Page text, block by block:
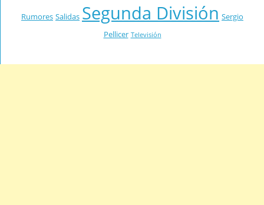
Rumores Salidas Segunda División Sergio
Pellicer Televisión